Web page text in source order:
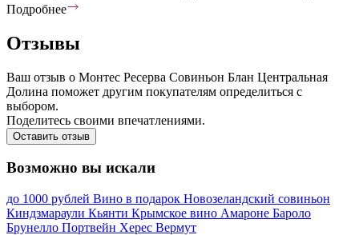
Подробнее
Отзывы
Ваш отзыв о Монтес Ресерва Совиньон Блан Центральная
Долина поможет другим покупателям определиться с
выбором.
Поделитесь своими впечатлениями.
Оставить отзыв
Возможно вы искали
до 1000 рублей Вино в подарок Новозеландский совиньон
Киндзмараули Кьянти Крымское вино Амароне Бароло
Брунелло Портвейн Херес Вермут